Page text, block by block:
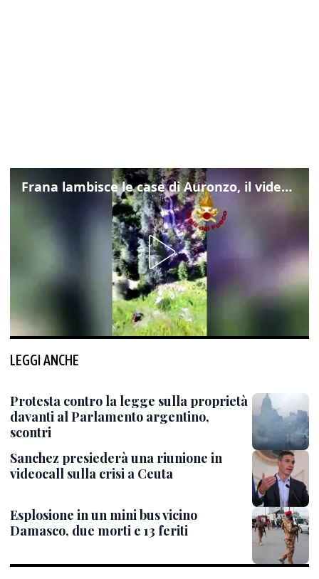
Frana lambisce le case di Auronzo, il video dall'elicottero dei vigili del fuoco
LEGGI ANCHE
Protesta contro la legge sulla proprietà
davanti al Parlamento argentino,
scontri
Sanchez presiederà una riunione in
videocall sulla crisi a Ceuta
Esplosione in un mini bus vicino
Damasco, due morti e 13 feriti